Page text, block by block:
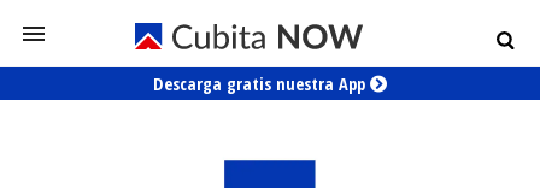
Descarga gratis nuestra App